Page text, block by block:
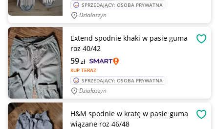
SPRZEDAJĄCY: OSOBA PRYWATNA
Działoszyn
Extend spodnie khaki w pasie guma
roz 40/42
KUP TERAZ
59zł
SPRZEDAJĄCY: OSOBA PRYWATNA
Działoszyn
H&M spodnie w kratę w pasie guma
wiązane roz 46/48